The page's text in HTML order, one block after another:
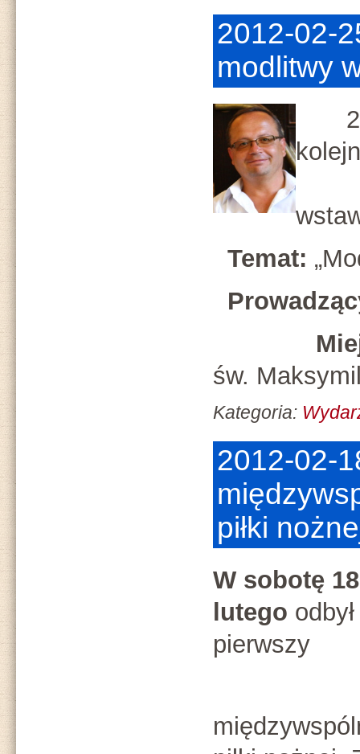
2012-02-
modlitwy
25
Temat:
św.
Kategoria:
2012-02-
piłki
W sobotę 18
lutego
pierwszy